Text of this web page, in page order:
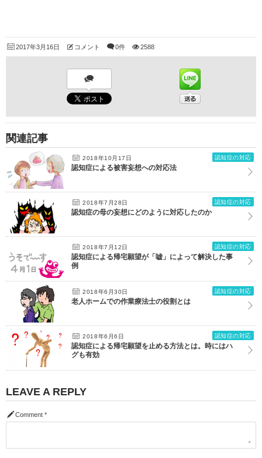
2017年3月16日 コメント 0件 2588
関連記事
2018年10月17日 認知症の対応
認知症による被害妄想への対応法
2018年7月28日 認知症の対応
認知症の母の妄想にどのように対応したのか
2018年7月12日 認知症の対応
認知症による帰宅願望が「嘘」によって解決した事
例
2018年6月30日 認知症の対応
老人ホームでの作業療法士の役割とは
2018年6月6日 認知症の対応
認知症による帰宅願望を止める方法とは。時にはハ
グも有効
LEAVE A REPLY
Comment *